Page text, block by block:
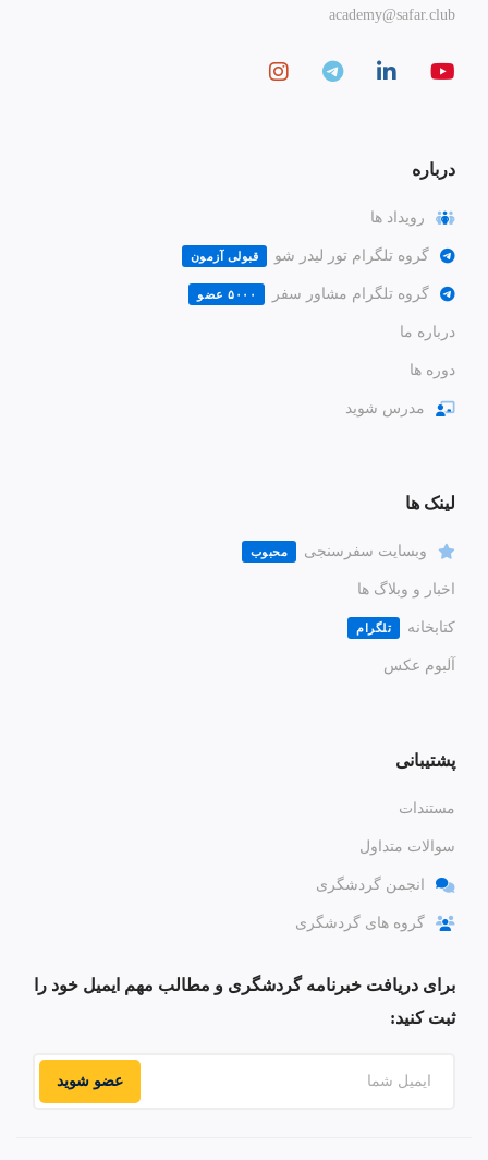
academy@safar.club
درباره
رویداد ها
گروه تلگرام تور لیدر شو قبولی آزمون
گروه تلگرام مشاور سفر ۵۰۰۰ عضو
درباره ما
دوره ها
مدرس شوید
لینک ها
وبسایت سفرسنجی محبوب
اخبار و وبلاگ ها
کتابخانه تلگرام
آلبوم عکس
پشتیبانی
مستندات
سوالات متداول
انجمن گردشگری
گروه های گردشگری
برای دریافت خبرنامه گردشگری و مطالب مهم ایمیل خود را
ثبت کنید:
عضو شوید